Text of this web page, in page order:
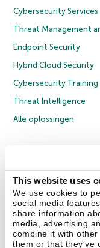
This website uses
We use cookies to
social media
share information
media, advertising
combine it with
them or that they’ve
Cybersecurity Services
Threat Management
Endpoint Security
Hybrid Cloud Security
Cybersecurity Training
Threat Intelligence
Alle oplossingen
Cookies
Contact Us Over ons
Vertrouwen in Kaspersky
Securelist Eugene